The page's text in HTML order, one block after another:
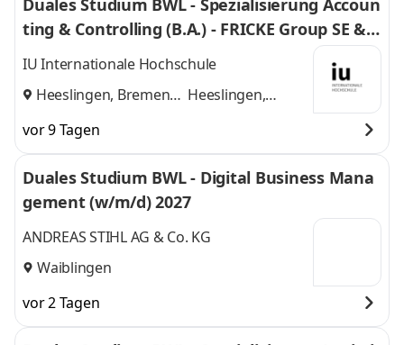
Duales Studium BWL - Spezialisierung Accoun
ting & Controlling (B.A.) - FRICKE Group SE & C
o. KG
IU Internationale Hochschule
Heeslingen, Bremen
Heeslingen,
vor 9 Tagen
Duales Studium BWL - Digital Business Mana
gement (w/m/d) 2027
ANDREAS STIHL AG & Co. KG
Waiblingen
vor 2 Tagen